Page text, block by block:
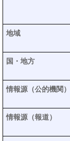
地域
国・地方
情報源（公的機関）
情報源（報道）